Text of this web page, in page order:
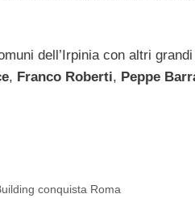
dell’Irpinia con altri
, Franco Roberti, Peppe
conquista Roma